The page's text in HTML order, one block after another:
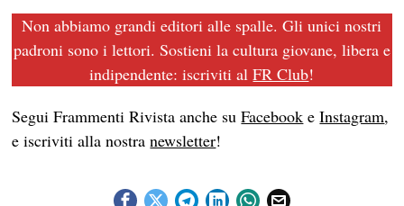
Non abbiamo grandi editori alle spalle. Gli unici nostri
padroni sono i lettori. Sostieni la cultura giovane, libera e
indipendente: iscriviti alFR Club!
Segui Frammenti Rivista anche suFacebook eInstagram,
e iscriviti alla nostranewsletter!